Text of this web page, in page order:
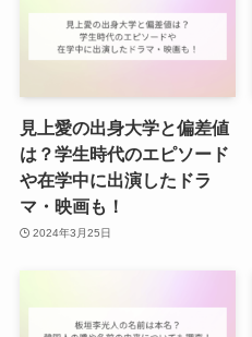
見上愛の出身大学と偏差値
は？学生時代のエピソード
や在学中に出演したドラ
マ・映画も！
2024年3月25日